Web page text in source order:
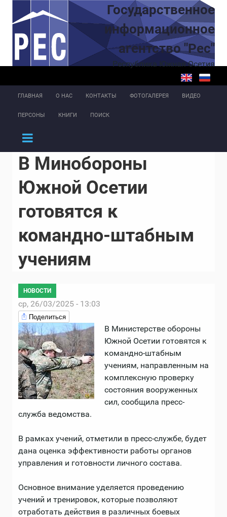
Перейти к основному содержаниюГосударственное
информационное
агентство "Рес"
Республика Южная Осетия
ГЛАВНАЯ О НАС КОНТАКТЫ ФОТОГАЛЕРЕЯ ВИДЕО
ПЕРСОНЫ КНИГИ ПОИСК
В Минобороны
Южной Осетии
готовятся к
командно-штабным
учениям
НОВОСТИ
ср, 26/03/2025 - 13:03
Поделиться
В Министерстве обороны
Южной Осетии готовятся к
командно-штабным
учениям, направленным на
комплексную проверку
состояния вооруженных
сил, сообщила пресс-
служба ведомства.
В рамках учений, отметили в пресс-службе, будет
дана оценка эффективности работы органов
управления и готовности личного состава.
Основное внимание уделяется проведению
учений и тренировок, которые позволяют
отработать действия в различных боевых